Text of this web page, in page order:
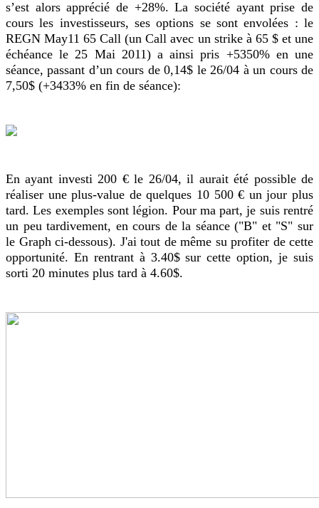
s’est alors apprécié de +28%. La société ayant prise de
cours les investisseurs, ses options se sont envolées : le
REGN May11 65 Call (un Call avec un strike à 65 $ et une
échéance le 25 Mai 2011) a ainsi pris +5350% en une
séance, passant d’un cours de 0,14$ le 26/04 à un cours de
7,50$ (+3433% en fin de séance):
En ayant investi 200 € le 26/04, il aurait été possible de
réaliser une plus-value de quelques 10 500 € un jour plus
tard. Les exemples sont légion. Pour ma part, je suis rentré
un peu tardivement, en cours de la séance ("B" et "S" sur
le Graph ci-dessous). J'ai tout de même su profiter de cette
opportunité. En rentrant à 3.40$ sur cette option, je suis
sorti 20 minutes plus tard à 4.60$.